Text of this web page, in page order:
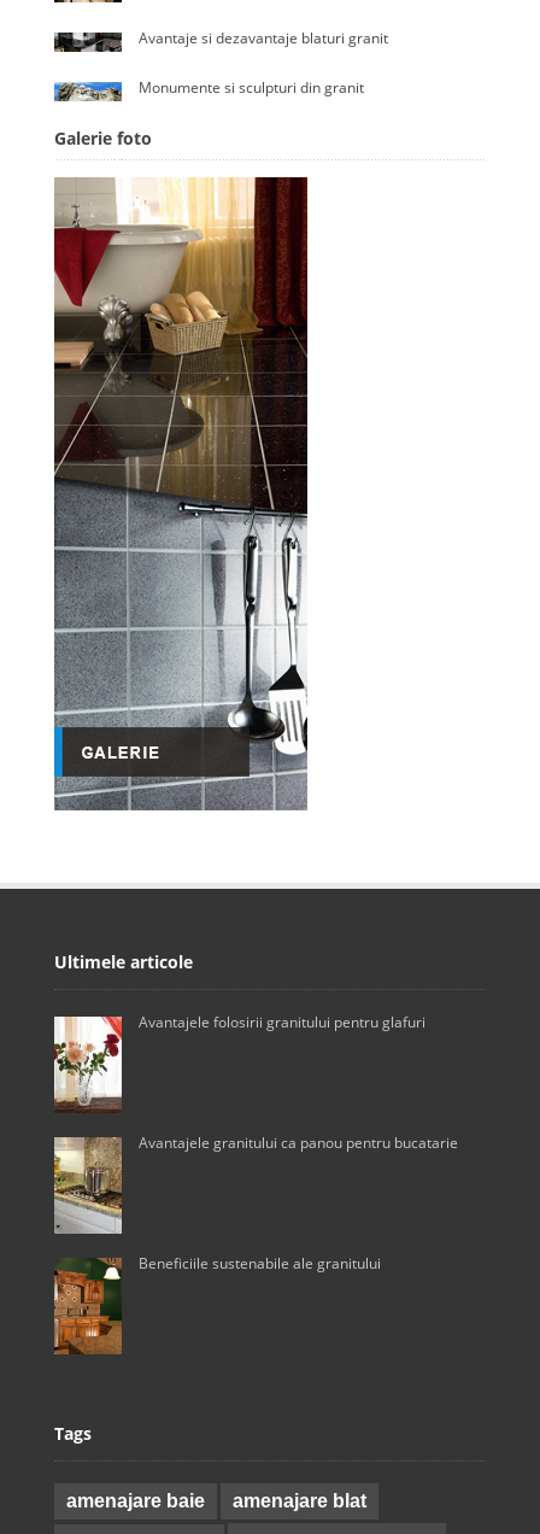
Avantaje si dezavantaje blaturi granit
Monumente si sculpturi din granit
Galerie foto
Ultimele articole
Avantajele folosirii granitului pentru glafuri
Avantajele granitului ca panou pentru bucatarie
Beneficiile sustenabile ale granitului
Tags
amenajare baie amenajare blat